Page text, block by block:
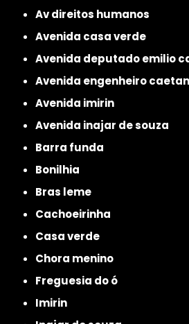
av direitos humanos
avenida casa verde
avenida deputado emilio
avenida engenheiro
avenida imirin
avenida inajar de souza
barra funda
bonilhia
bras leme
cachoeirinha
casa verde
chora menino
freguesia do ó
imirin